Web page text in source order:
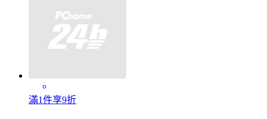
滿1件享9折